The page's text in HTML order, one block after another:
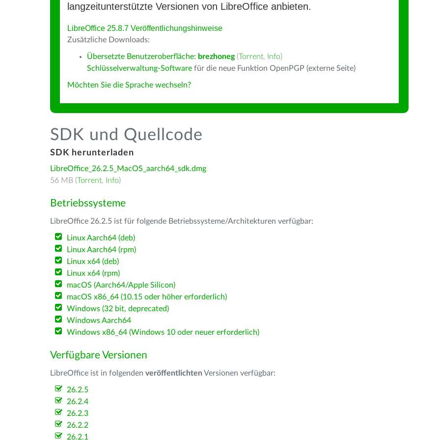
langzeitunterstützte Versionen von LibreOffice anbieten.
LibreOffice 25.8.7 Veröffentlichungshinweise
Zusätzliche Downloads:
Übersetzte Benutzeroberfläche: brezhoneg (Torrent, Info)
Schlüsselverwaltung-Software für die neue Funktion OpenPGP (externe Seite)
Möchten Sie die Sprache wechseln?
SDK und Quellcode
SDK herunterladen
LibreOffice_26.2.5_MacOS_aarch64_sdk.dmg
56 MB (Torrent, Info)
Betriebssysteme
LibreOffice 26.2.5 ist für folgende Betriebssysteme/Architekturen verfügbar:
Linux Aarch64 (deb)
Linux Aarch64 (rpm)
Linux x64 (deb)
Linux x64 (rpm)
macOS (Aarch64/Apple Silicon)
macOS x86_64 (10.15 oder höher erforderlich)
Windows (32 bit, deprecated)
Windows Aarch64
Windows x86_64 (Windows 10 oder neuer erforderlich)
Verfügbare Versionen
LibreOffice ist in folgenden veröffentlichten Versionen verfügbar:
26.2.5
26.2.4
26.2.3
26.2.2
26.2.1